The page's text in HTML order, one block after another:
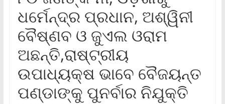
ଧର୍ମେନ୍ଦ୍ର ପ୍ରଧାନ, ଅଶ୍ୱିନୀ
ବୈଷ୍ଣବ ଓ ଜୁଏଲ ଓରାମ
ଅଛନ୍ତି,ରାଷ୍ଟ୍ରୀୟ
ଉପାଧ୍ୟକ୍ଷ ଭାବେ ବୈଜୟନ୍ତ
ପଣ୍ଡାଙ୍କୁ ପୁନର୍ବାର ନିଯୁକ୍ତି